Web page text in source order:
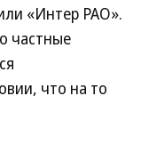
«Интер РАО».
частные
что на то